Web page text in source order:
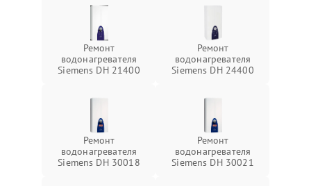
Ремонт
водонагревателя
Siemens DH 21400
Ремонт
водонагревателя
Siemens DH 24400
Ремонт
водонагревателя
Siemens DH 30018
Ремонт
водонагревателя
Siemens DH 30021